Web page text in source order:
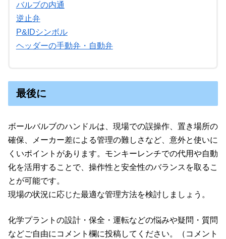
バルブの内通
逆止弁
P&IDシンボル
ヘッダーの手動弁・自動弁
最後に
ボールバルブのハンドルは、現場での誤操作、置き場所の
確保、メーカー差による管理の難しさなど、意外と使いに
くいポイントがあります。モンキーレンチでの代用や自動
化を活用することで、操作性と安全性のバランスを取るこ
とが可能です。
現場の状況に応じた最適な管理方法を検討しましょう。
化学プラントの設計・保全・運転などの悩みや疑問・質問
などご自由にコメント欄に投稿してください。（コメント